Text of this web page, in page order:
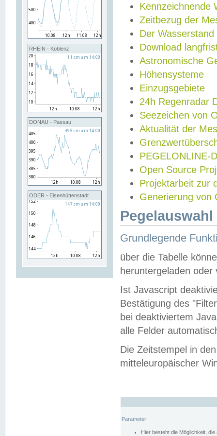
RHEIN - Koblenz
DONAU - Passau
ODER - Eisenhüttenstadt
Kennzeichnende
Zeitbezug der
Der Wasserstand
Download
Astronomische
Höhensysteme
Einzugsgebiete
24h Regenradar
Seezeichen von
Aktualität der
PEGELONLINE-
Open Source
Projektarbeit zur
Generierung von
Grundlegende
über die Tabelle
heruntergeladen oder
Ist Javascript
Bestätigung des
bei deaktiviertem
alle Felder
Die Zeitstempel in
mitteleuropäischer
Parameter
Hier besteht die Möglichkeit,